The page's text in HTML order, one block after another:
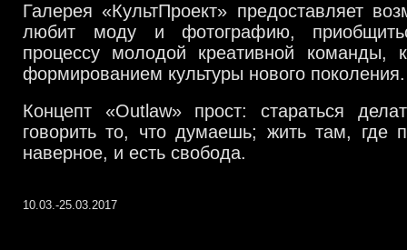
Галерея «КультПроект» предоставляет
любит моду и фотографию,
процессу молодой креативной команды,
формированием культуры нового поколения.
Концепт «Outlaw» прост: стараться
говорить то, что думаешь; жить там, где
наверное, и есть свобода.
10.03.-25.03.2017